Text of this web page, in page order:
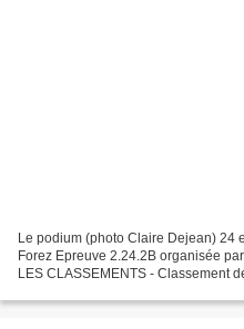
Le podium (photo Claire Dejean) 24 et 25 août 2019 27ème Tour Loire Pilat
Forez Epreuve 2.24.2B organisée
LES CLASSEMENTS - Classement